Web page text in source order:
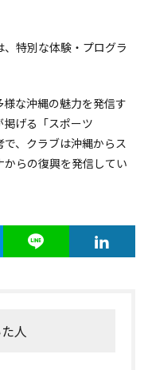
特別な体験・プログラ
な沖縄の魅力を発信す
げる「スポーツ
、クラブは沖縄からス
らの復興を発信してい
人